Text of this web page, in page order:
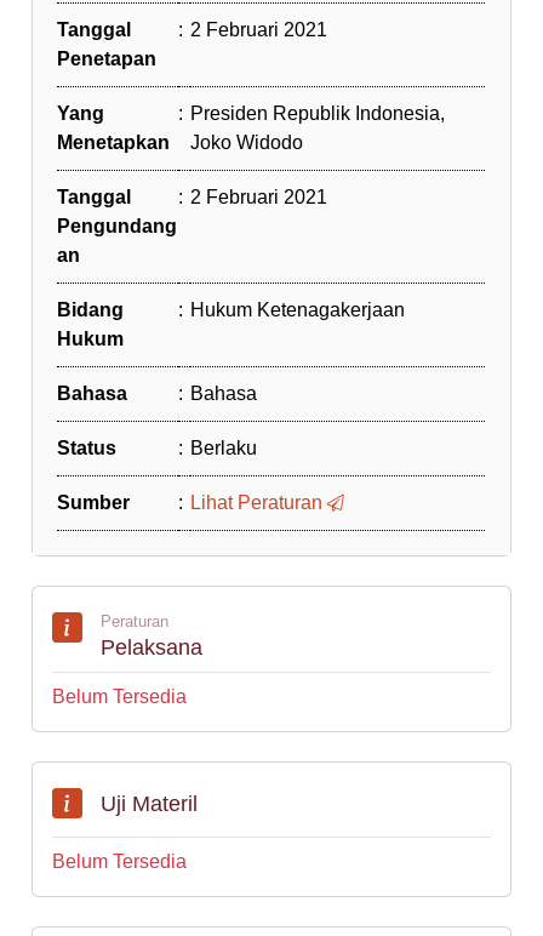
Tanggal
Penetapan
: 2 Februari 2021
Yang
Menetapkan
: Presiden Republik Indonesia,
Joko Widodo
Tanggal
Pengundang
an
: 2 Februari 2021
Bidang
Hukum
: Hukum Ketenagakerjaan
Bahasa : Bahasa
Status : Berlaku
Sumber : Lihat Peraturan
Peraturan
Pelaksana
Belum Tersedia
Uji Materil
Belum Tersedia